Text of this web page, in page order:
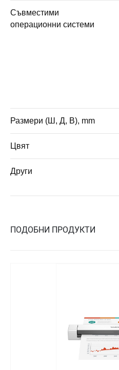
Съвместими
операционни системи
Размери (Ш, Д, В), mm
Цвят
Други
ПОДОБНИ ПРОДУКТИ